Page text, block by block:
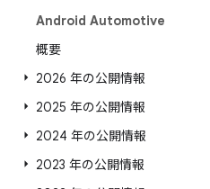
Android Automotive
概要
2026 年の公開情報
2025 年の公開情報
2024 年の公開情報
2023 年の公開情報